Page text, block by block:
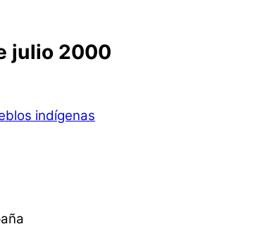
julio 2000
indígenas